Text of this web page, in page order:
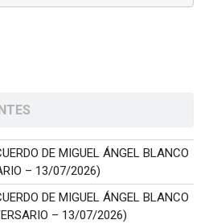
DE MIGUEL ÁNGEL BLANCO
– 13/07/2026)
DE MIGUEL ÁNGEL BLANCO
– 13/07/2026)